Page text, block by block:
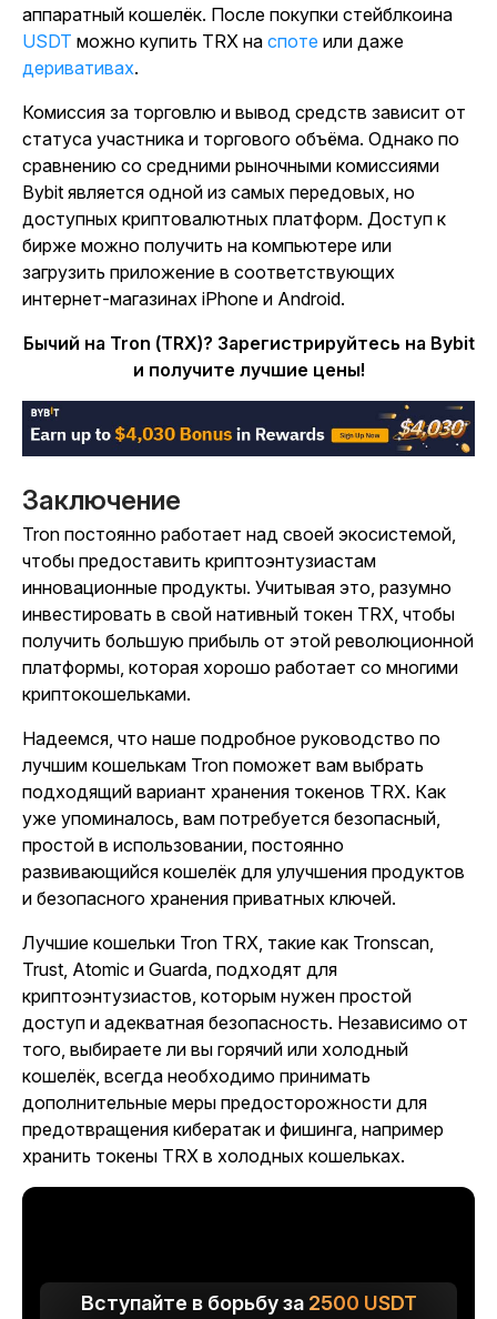
аппаратный кошелёк. После покупки стейблкоина
USDT можно купить TRX на споте или даже
деривативах.
Комиссия за торговлю и вывод средств зависит от
статуса участника и торгового объёма. Однако по
сравнению со средними рыночными комиссиями
Bybit является одной из самых передовых, но
доступных криптовалютных платформ. Доступ к
бирже можно получить на компьютере или
загрузить приложение в соответствующих
интернет-магазинах iPhone и Android.
Бычий на Tron (TRX)? Зарегистрируйтесь на Bybit
и получите лучшие цены!
Заключение
Tron постоянно работает над своей экосистемой,
чтобы предоставить криптоэнтузиастам
инновационные продукты. Учитывая это, разумно
инвестировать в свой нативный токен TRX, чтобы
получить большую прибыль от этой революционной
платформы, которая хорошо работает со многими
криптокошельками.
Надеемся, что наше подробное руководство по
лучшим кошелькам Tron поможет вам выбрать
подходящий вариант хранения токенов TRX. Как
уже упоминалось, вам потребуется безопасный,
простой в использовании, постоянно
развивающийся кошелёк для улучшения продуктов
и безопасного хранения приватных ключей.
Лучшие кошельки Tron TRX, такие как Tronscan,
Trust, Atomic и Guarda, подходят для
криптоэнтузиастов, которым нужен простой
доступ и адекватная безопасность. Независимо от
того, выбираете ли вы горячий или холодный
кошелёк, всегда необходимо принимать
дополнительные меры предосторожности для
предотвращения кибератак и фишинга, например
хранить токены TRX в холодных кошельках.
Вступайте в борьбу за 2500 USDT